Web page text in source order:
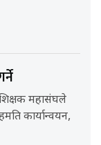
महासंघले
कार्यान्वयन,